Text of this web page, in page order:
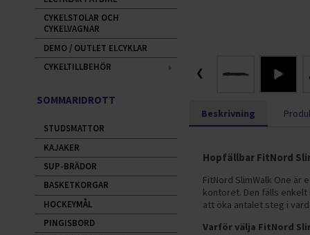
❮
Beskrivning
Hopfällbar FitNord
FitNord SlimWalk One
kontoret. Den fälls
att öka antalet steg i
Varför välja FitNord
CYKELSTOLAR OCH
CYKELVAGNAR
DEMO / OUTLET ELCYKLAR
CYKELTILLBEHÖR
SOMMARIDROTT
STUDSMATTOR
KAJAKER
SUP-BRÄDOR
BASKETKORGAR
HOCKEYMÅL
PINGISBORD